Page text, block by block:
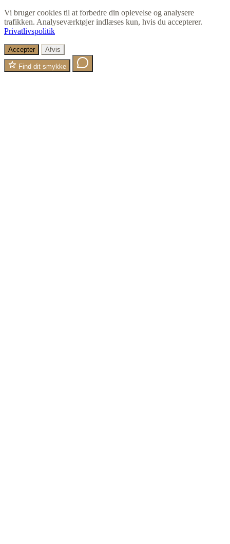
Vi bruger cookies til at forbedre din oplevelse og analysere
trafikken. Analyseværktøjer indlæses kun, hvis du accepterer.
Privatlivspolitik
Accepter Afvis
Find dit smykke